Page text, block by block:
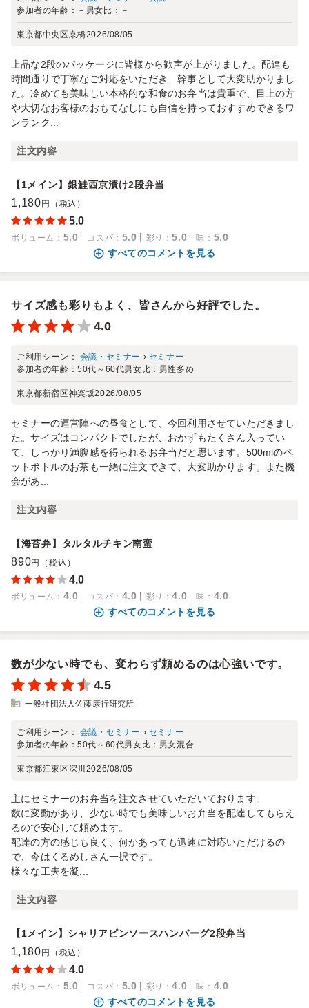
参加者の年齢： － 男女比： －
東京都中央区京橋2026/08/05
上品な2段のパッケージに皆様から歓声が上がりました。配達も
時間通りで丁寧なご対応をいただき、幹事として大変助かりまし
た。冷めても美味しい本格的な和食のお弁当は貴重で、目上の方
や大切なお客様のおもてなしにも自信を持っておすすめできるワ
ンランク...
注文内容
【1メイン】銀鮭西京漬け2段弁当
1,180 円（税込）
5.0
ボリューム ： 5.0 コスパ ： 5.0 彩り ：5.0 味 ： 5.0
すべてのコメントを見る
サイズ感も彩りもよく、皆さんから好評でした。
4.0
ご利用シーン： 会議・セミナー › セミナー
参加者の年齢：50代～60代男女比： 男性多め
東京都新宿区神楽坂2026/08/05
セミナーの運営陣への昼食として、今回利用させていただきまし
た。サイズはコンパクトでしたが、おかずもたくさん入ってい
て、しっかり満腹感を得られるお弁当だと思います。500mlのペ
ットボトルのお茶も一緒に注文できて、大変助かります。また機
会があ...
注文内容
【海苔弁】タルタルチキン南蛮
890円（税込）
4.0
ボリューム ： 4.0 コスパ ： 4.0 彩り ：4.0 味 ： 4.0
すべてのコメントを見る
数が少ない時でも、変わらず頼めるのは心強いです。
4.5
一般社団法人佐藤康行研究所
ご利用シーン： 会議・セミナー › セミナー
参加者の年齢：50代～60代男女比： 男女混合
東京都江東区深川 2026/08/05
主にセミナーのお弁当を注文させていただいております。
数に変動があり、少ない時でも美味しいお弁当を配達してもらえ
るので安心して頼めます。
配達の方の感じも良く、何かあっても迅速に対応いただけるの
で、今はくるめしさん一択です。
様々な工夫を凝...
注文内容
【1メイン】シャリアピンソースハンバーグ2段弁当
1,180 円（税込）
4.0
ボリューム ： 5.0 コスパ ： 5.0 彩り ：4.0 味 ： 4.0
すべてのコメントを見る